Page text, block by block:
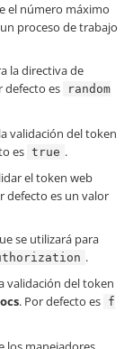
el número máximo
proceso de trabajo
la directiva de
defecto es
random
validación del token
es true .
el token web
defecto es un valor
se utilizará para
.
validación del token
. Por defecto es f